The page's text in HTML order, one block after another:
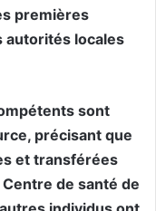
premières
autorités locales
sont
précisant que
et transférées
de santé de